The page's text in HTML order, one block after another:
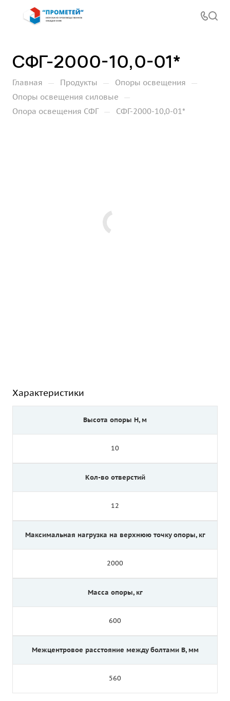
СФГ-2000-10,0-01*
Главная — Продукты — Опоры освещения —
Опоры освещения силовые —
Опора освещения СФГ — СФГ-2000-10,0-01*
Характеристики
Высота опоры Н, м
10
Кол-во отверстий
12
Максимальная нагрузка на верхнюю точку опоры, кг
2000
Масса опоры, кг
600
Межцентровое расстояние между болтами B, мм
560